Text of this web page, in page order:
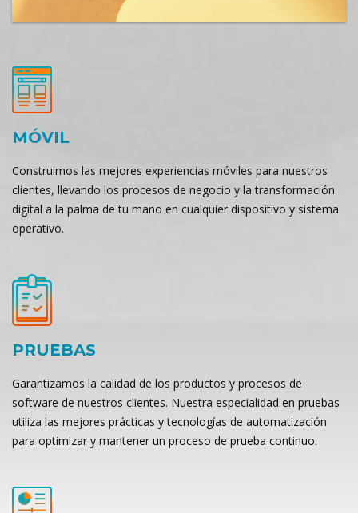
MÓVIL
Construimos las mejores experiencias móviles para nuestros
clientes, llevando los procesos de negocio y la transformación
digital a la palma de tu mano en cualquier dispositivo y sistema
operativo.
PRUEBAS
Garantizamos la calidad de los productos y procesos de
software de nuestros clientes. Nuestra especialidad en pruebas
utiliza las mejores prácticas y tecnologías de automatización
para optimizar y mantener un proceso de prueba continuo.